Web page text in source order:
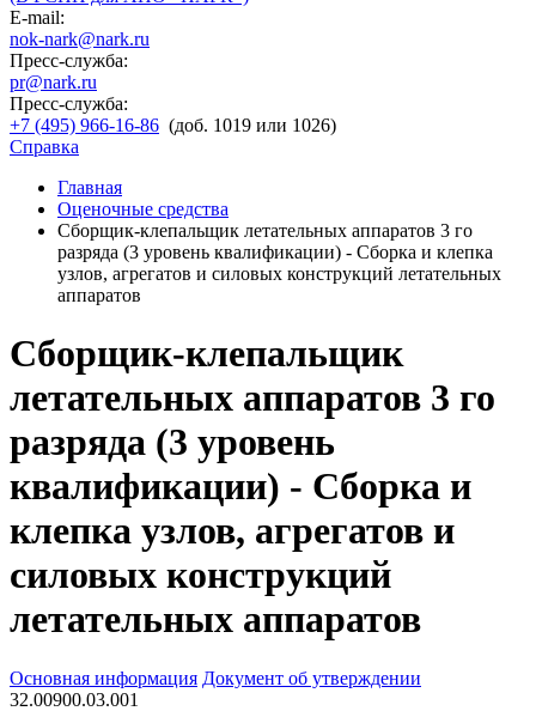
E-mail:
nok-nark@nark.ru
Пресс-служба:
pr@nark.ru
Пресс-служба:
+7 (495) 966-16-86 (доб. 1019 или 1026)
Справка
Главная
Оценочные средства
Сборщик-клепальщик летательных аппаратов 3 го
разряда (3 уровень квалификации) - Сборка и клепка
узлов, агрегатов и силовых конструкций летательных
аппаратов
Сборщик-клепальщик
летательных аппаратов 3 го
разряда (3 уровень
квалификации) - Сборка и
клепка узлов, агрегатов и
силовых конструкций
летательных аппаратов
Основная информация Документ об утверждении
32.00900.03.001